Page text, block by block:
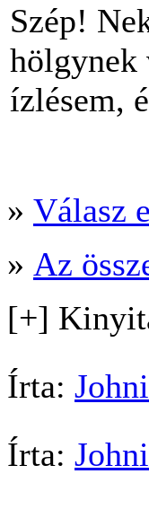
Szép!
hölgynek
ízlésem,
» Válasz
» Az
[+]
Írta:
Írta: